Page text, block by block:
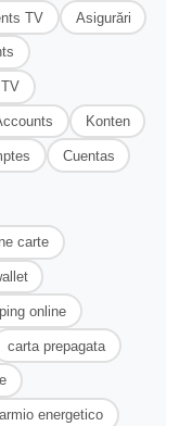
TV Asigurări
Konten
Cuentas
carte
online
carta prepagata
energetico